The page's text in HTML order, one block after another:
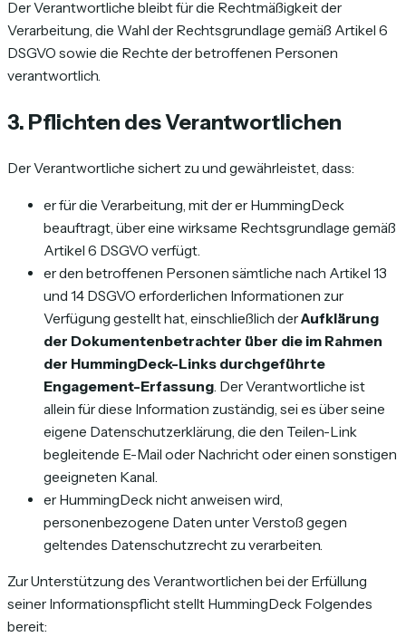
Der Verantwortliche bleibt für die Rechtmäßigkeit der
Verarbeitung, die Wahl der Rechtsgrundlage gemäß Artikel 6
DSGVO sowie die Rechte der betroffenen Personen
verantwortlich.
3. Pflichten des Verantwortlichen
Der Verantwortliche sichert zu und gewährleistet, dass:
er für die Verarbeitung, mit der er HummingDeck
beauftragt, über eine wirksame Rechtsgrundlage gemäß
Artikel 6 DSGVO verfügt.
er den betroffenen Personen sämtliche nach Artikel 13
und 14 DSGVO erforderlichen Informationen zur
Verfügung gestellt hat, einschließlich derAufklärung
der Dokumentenbetrachter über die im Rahmen
der HummingDeck-Links durchgeführte
Engagement-Erfassung . Der Verantwortliche ist
allein für diese Information zuständig, sei es über seine
eigene Datenschutzerklärung, die den Teilen-Link
begleitende E-Mail oder Nachricht oder einen sonstigen
geeigneten Kanal.
er HummingDeck nicht anweisen wird,
personenbezogene Daten unter Verstoß gegen
geltendes Datenschutzrecht zu verarbeiten.
Zur Unterstützung des Verantwortlichen bei der Erfüllung
seiner Informationspflicht stellt HummingDeck Folgendes
bereit: